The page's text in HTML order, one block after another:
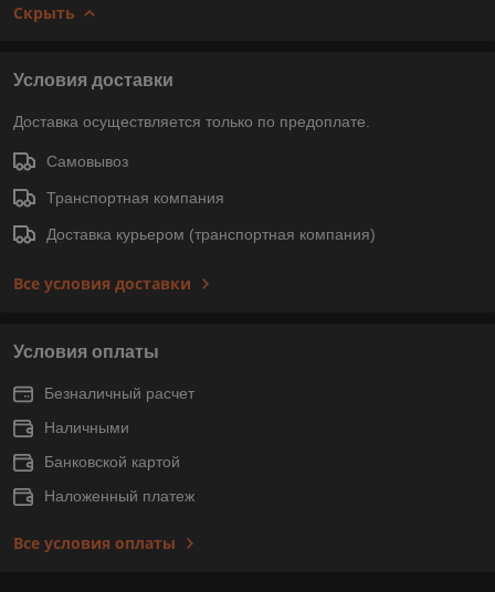
Скрыть
Условия доставки
Доставка осуществляется только по предоплате.
Самовывоз
Транспортная компания
Доставка курьером (транспортная компания)
Все условия доставки
Условия оплаты
Безналичный расчет
Наличными
Банковской картой
Наложенный платеж
Все условия оплаты